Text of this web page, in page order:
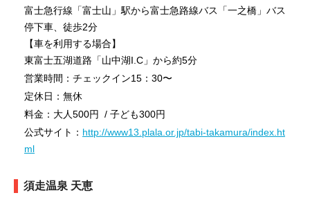
富士急行線「富士山」駅から富士急路線バス「一之橋」バス
停下車、徒歩2分
【車を利用する場合】
東富士五湖道路「山中湖I.C」から約5分
営業時間：チェックイン15：30〜
定休日：無休
料金：大人500円 / 子ども300円
公式サイト： http://www13.plala.or.jp/tabi-takamura/index.ht
ml
須走温泉 天恵